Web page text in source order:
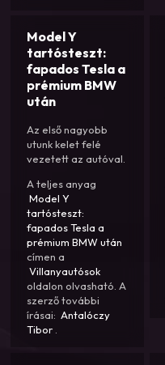
Model Y
tartósteszt:
fapados Tesla a
prémium BMW
után
Az első nagyobb
utunk kelet felé
vezetett az autóval.
A teljes anyag
Model Y
tartósteszt:
fapados Tesla a
prémium BMW után
címen a
Villanyautósok
oldalon olvasható. A
szerző további
írásai: Antalóczy
Tibor .